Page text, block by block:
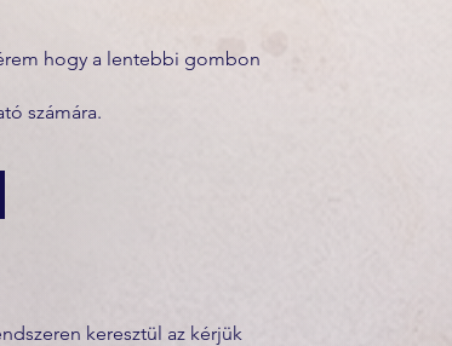
hogy a lentebbi gombon
számára.
keresztül az kérjük